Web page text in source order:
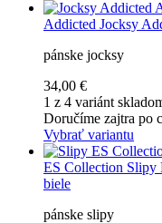
Addicted Jocksy
pánske jocksy
34,00 €
1 z 4 variánt
Doručíme zajtra po
Vybrať variantu
ES Collection Slipy
biele
pánske slipy